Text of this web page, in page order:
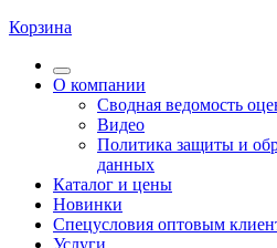
Корзина
О компании
Сводная ведомость
Видео
Политика защиты и
данных
Каталог и цены
Новинки
Спецусловия оптовым
Услуги